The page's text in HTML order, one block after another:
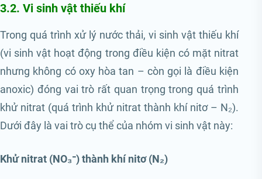
3.2. Vi sinh vật thiếu khí
Trong quá trình xử lý nước thải, vi sinh vật thiếu khí
(vi sinh vật hoạt động trong điều kiện có mặt nitrat
nhưng không có oxy hòa tan – còn gọi là điều kiện
anoxic) đóng vai trò rất quan trọng trong quá trình
khử nitrat (quá trình khử nitrat thành khí nitơ – N₂).
Dưới đây là vai trò cụ thể của nhóm vi sinh vật này:
Khử nitrat (NO₃⁻) thành khí nitơ (N₂)